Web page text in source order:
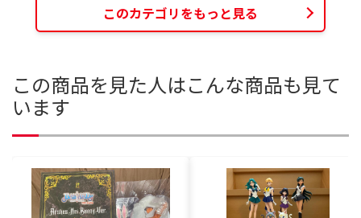
このカテゴリをもっと見る
この商品を見た人はこんな商品も見て
います